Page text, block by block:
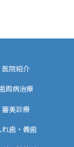
医院紹介
周病治療
審美診療
れ歯・義歯